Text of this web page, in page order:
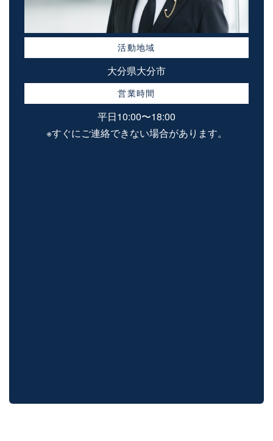
活動地域
大分県大分市
営業時間
平日10:00〜18:00
※すぐにご連絡できない場合があります。